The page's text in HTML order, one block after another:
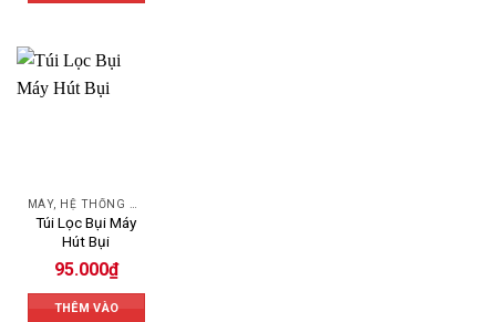
Túi Lọc Bụi Máy
Hút Bụi
95.000₫
THÊM VÀO